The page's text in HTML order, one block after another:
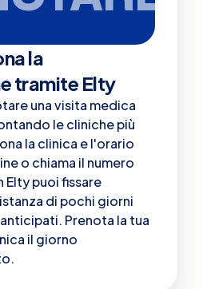
la
tramite Elty
una visita medica
le cliniche più
la clinica e l'orario
o chiama il numero
Elty puoi fissare
di pochi giorni
Prenota la tua
il giorno